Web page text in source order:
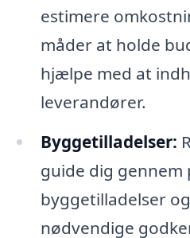
estimere
måder at holde
hjælpe med at
leverandører.
Byggetilladelser:
guide dig gennem
byggetilladelser
nødvendige